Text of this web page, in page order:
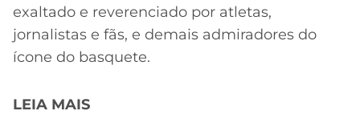
exaltado e reverenciado por atletas,
jornalistas e fãs, e demais admiradores do
ícone do basquete.
LEIA MAIS